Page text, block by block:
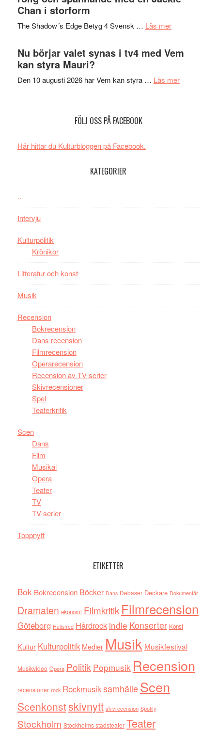
till
och
Chan i storform
The Shadow´s Edge Betyg 4 Svensk … Läs merom
Shadow
Edge
Nu börjar valet synas i tv4 med Vem
kan styra Mauri?
Den 10 augusti 2026 har Vem kan styra … Läs merom
FÖLJ OSS PÅ FACEBOOK
Här hittar du Kulturbloggen på Facebook.
KATEGORIER
..
Intervju
Kulturpolitik
Krönikor
Litteratur och konst
Musik
Recension
Bokrecension
Dans recension
Filmrecension
Operarecension
Recension av TV-serier
Skivrecensioner
Spel
Teaterkritik
Scen
Dans
Film
Musikal
Opera
Teater
TV
TV-serier
Toppnytt
ETIKETTER
Bok Bokrecension Böcker Dans Debaser Deckare Dokumentär
Dramaten ekonomi Filmkritik Filmrecension
Göteborg Hultsfred Hårdrock indie Konserter Konst
Kultur Kulturpolitik Medier Musik Musikfestival
Musikvideo Opera Politik Popmusik Recension
recensioner rock RockmusiksamhälleScen
Scenkonstskivnytt skivrecension Spotify
Stockholm Stockholms stadsteater Teater